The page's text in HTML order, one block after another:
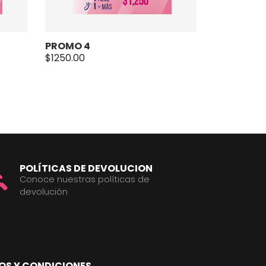
PROMO 4
$1250.00
POLÍTICAS DE DEVOLUCION
Conoce nuestras políticas de
devolución